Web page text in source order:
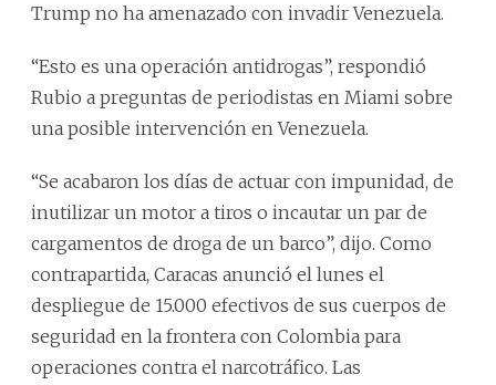
Trump no ha amenazado con invadir Venezuela.
“Esto es una operación antidrogas”, respondió
Rubio a preguntas de periodistas en Miami sobre
una posible intervención en Venezuela.
“Se acabaron los días de actuar con impunidad, de
inutilizar un motor a tiros o incautar un par de
cargamentos de droga de un barco”, dijo. Como
contrapartida, Caracas anunció el lunes el
despliegue de 15.000 efectivos de sus cuerpos de
seguridad en la frontera con Colombia para
operaciones contra el narcotráfico. Las